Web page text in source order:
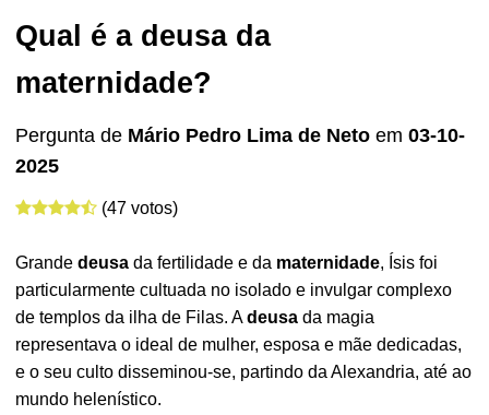
Qual é a deusa da
maternidade?
Pergunta de Mário Pedro Lima de Neto em03-10-
2025
(47 votos)
Grandedeusa da fertilidade e da maternidade, Ísis foi
particularmente cultuada no isolado e invulgar complexo
de templos da ilha de Filas. Adeusa da magia
representava o ideal de mulher, esposa e mãe dedicadas,
e o seu culto disseminou-se, partindo da Alexandria, até ao
mundo helenístico.